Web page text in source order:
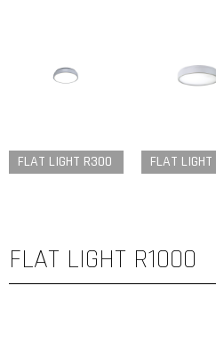
FLAT LIGHT R300 FLAT
FLAT LIGHT R1000